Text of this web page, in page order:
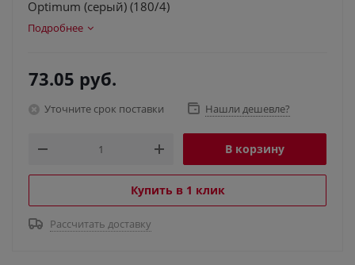
Optimum (серый) (180/4)
Подробнее
73.05 руб.
Уточните срок поставки Нашли дешевле?
В корзину
Купить в 1 клик
Рассчитать доставку